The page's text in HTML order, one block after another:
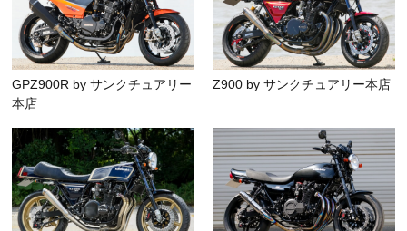
GPZ900R by サンクチュアリー
本店
Z900 by サンクチュアリー本店